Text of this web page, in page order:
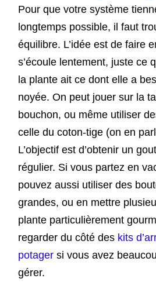
Pour que votre système
longtemps possible, il faut
équilibre. L’idée est de faire
s’écoule lentement, juste ce
la plante ait ce dont elle a
noyée. On peut jouer sur la
bouchon, ou même utiliser
celle du coton-tige (on en
L’objectif est d’obtenir un
régulier. Si vous partez en
pouvez aussi utiliser des
grandes, ou en mettre
plante particulièrement
regarder du côté des kits
potagersi vous avez
gérer.